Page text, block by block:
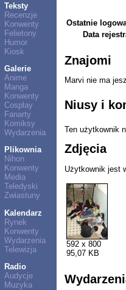
Teksty
Recenzje
Konwenty
Felietony
Humor
Kiosk
Galerie
Anime
Manga
Konwenty
Cosplay
Fanarty
Komiksy
Wydarzenia
Plikownia
Nihon
Konwenty
Media
Teledyski
Zwiastuny
Kalendarz
Rynek
Konwenty
Wydarzenia
Telewizja
Radio
Audycje
Muzyka
Ostatnie
Data
Znajomi
Marvi nie ma
Niusy i
Ten użytkownik
Zdjęcia
Użytkownik jest
592 x 800
95,07 KB